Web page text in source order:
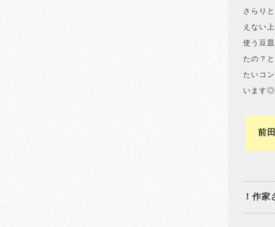
さらり
えない
使う豆
たの？
たいコ
います◎
前
！作